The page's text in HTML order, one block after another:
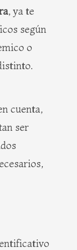
, ya te
según
o
cuenta,
ser